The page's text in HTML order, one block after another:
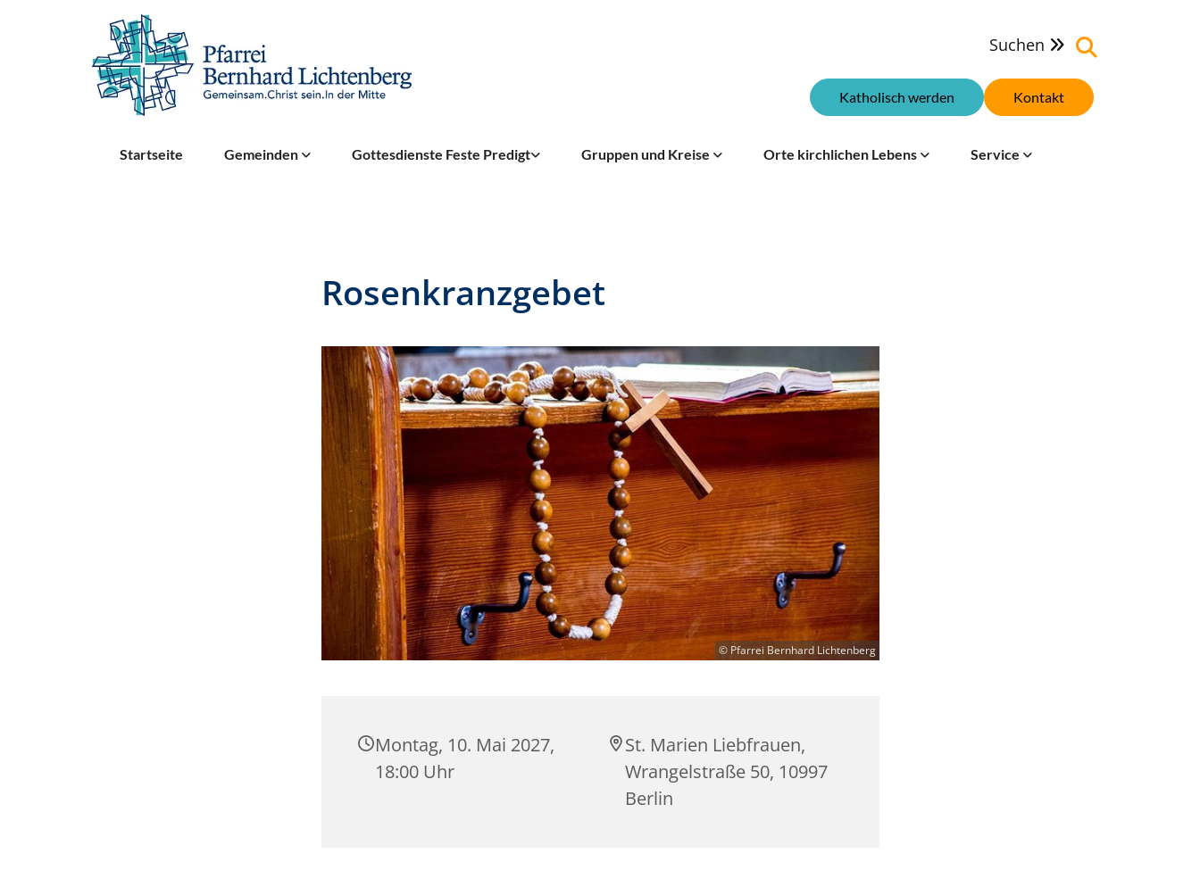
Suchen 
Kontakt
Katholisch werden
Startseite Gemeinden Gottesdienste Feste Predigt Gruppen und Kreise Orte kirchlichen Lebens Service
Rosenkranzgebet
© Pfarrei Bernhard Lichtenberg
Montag, 10. Mai 2027,
18:00 Uhr
St. Marien Liebfrauen,
Wrangelstraße 50, 10997
Berlin